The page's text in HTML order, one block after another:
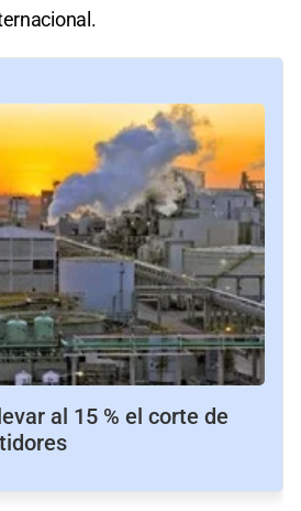
al 15 % el corte de